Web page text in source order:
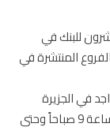
في
المنتشرة في
العاشرة-السوق التجاري: الأحد إلى الخميس من الساعة 9 صباحاً وحتى